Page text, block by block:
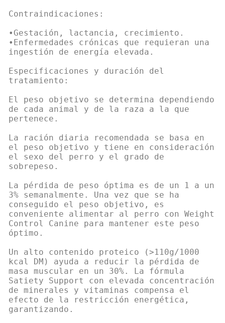
Contraindicaciones:
•Gestación, lactancia, crecimiento.
•Enfermedades crónicas que requieran una
ingestión de energía elevada.
Especificaciones y duración del
tratamiento:
El peso objetivo se determina dependiendo
de cada animal y de la raza a la que
pertenece.
La ración diaria recomendada se basa en
el peso objetivo y tiene en consideración
el sexo del perro y el grado de
sobrepeso.
La pérdida de peso óptima es de un 1 a un
3% semanalmente. Una vez que se ha
conseguido el peso objetivo, es
conveniente alimentar al perro con Weight
Control Canine para mantener este peso
óptimo.
Un alto contenido proteico (>110g/1000
kcal DM) ayuda a reducir la pérdida de
masa muscular en un 30%. La fórmula
Satiety Support con elevada concentración
de minerales y vitaminas compensa el
efecto de la restricción energética,
garantizando.